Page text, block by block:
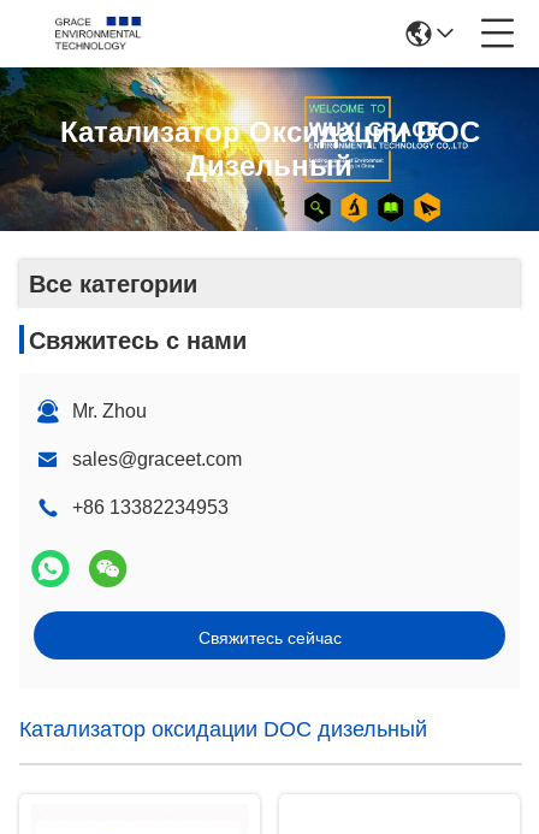
Катализатор Оксидации DOC
Дизельный
Все категории
Свяжитесь с нами
Mr. Zhou
sales@graceet.com
+86 13382234953
Свяжитесь сейчас
Катализатор оксидации DOC дизельный